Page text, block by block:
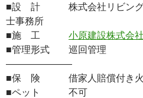
■設 計 株式会社リビングコ
士事務所
■施 工 小原建設株式会
■管理形式 巡回管理
―――――――
■保 険 借家人賠償付き火
■ペット 不可